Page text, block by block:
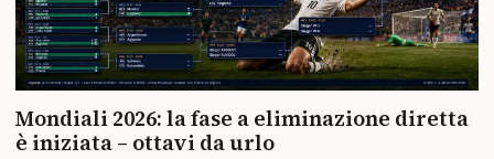
Mondiali 2026: la fase a eliminazione diretta
è iniziata – ottavi da urlo